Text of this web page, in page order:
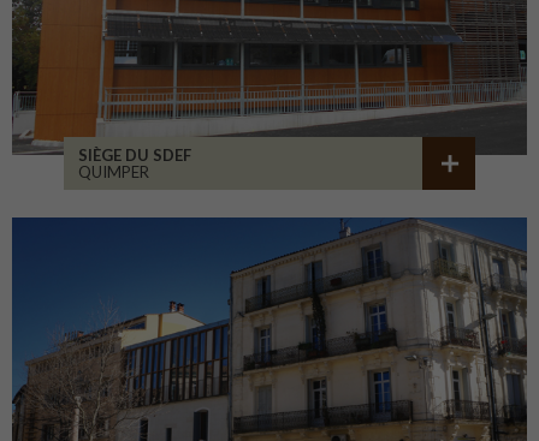
SIÈGE DU SDEF
QUIMPER